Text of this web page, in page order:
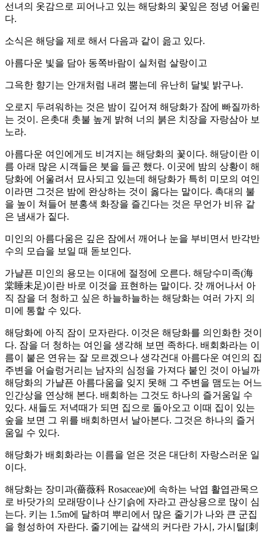
선녀의 옷감으로 피어나고 있는 해당화의 꽃잎은 정녕 어울린
다.
소식은 해당을 제로 해서 다음과 같이 읊고 있다.
아름다운 빛을 담아 동쪽바람이 실처럼 살랑이고
그윽한 향기는 안개처럼 내려 뿜는데 유난히 달빛 밝구나.
오로지 두려워하는 것은 밤이 깊어져 해당화가 잠에 빠질까하
는 것이. 은촛대 촛불 높게 밝혀 너의 붉은 치장을 자랑삼아 보
노라.
아름다운 여인에게도 비겨지는 해당화의 꽃이다. 해당이란 이
름 아래 많은 시객들은 붓을 들곤 했다. 이곳에 밤의 상황이 해
당화에 어울려서 묘사되고 있는데 해당화가 특히 미모의 여인
이라면 그것은 밤에 완상하는 것이 옳다는 말이다. 촉대의 불
을 높이 쳐들어 분홍색 화장을 즐긴다는 것은 무언가 비유 같
은 냄새가 짙다.
미인의 아름다움은 깊은 잠에서 깨어나 눈을 부비면서 반각반
수의 모습을 보일 때 돋보인다.
가냘픈 미인의 용모는 이대에 절정에 오른다. 해당수미족(海
棠睡未足)이란 바로 이것을 표현하는 말이다. 갓 깨어나서 아
직 잠을 더 청하고 싶은 하늘하늘하는 해당화는 여러 가지 의
미에 통할 수 있다.
해당화에 아직 잠이 모자란다. 이것은 해당화를 의인화한 것이
다. 잠을 더 청하는 여인을 생각해 보면 족하다. 배회화라는 이
름이 붙은 연유는 잘 모르겠으나 생각건대 아름다운 여인의 집
주변을 어슬렁거리는 남자의 심정을 가져다 붙인 것이 아닐까
해당화의 가냘픈 아름다움을 잊지 못해 그 주변을 맴도는 어느
인간상을 연상해 본다. 배회하는 그것도 하나의 즐거움일 수
있다. 새들도 저녁때가 되면 집으로 돌아오고 이때 집이 있는
숲을 보면 그 위를 배회하면서 날아본다. 그것은 하나의 즐거
움일 수 있다.
해당화가 배회화라는 이름을 얻은 것은 대단히 자랑스러운 일
이다.
해당화는 장미과(薔薇科 Rosaceae)에 속하는 낙엽 활엽관목으
로 바닷가의 모래땅이나 산기슭에 자라고 관상용으로 많이 심
는다. 키는 1.5m에 달하며 뿌리에서 많은 줄기가 나와 큰 군집
을 형성하여 자란다. 줄기에는 갈색의 커다란 가시, 가시털[刺